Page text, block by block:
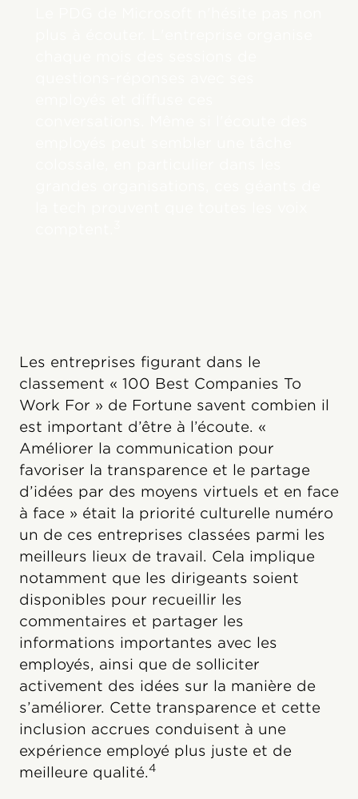
Les entreprises figurant dans le
classement « 100 Best Companies To
Work For » de Fortune savent combien il
est important d’être à l’écoute. «
Améliorer la communication pour
favoriser la transparence et le partage
d’idées par des moyens virtuels et en face
à face » était la priorité culturelle numéro
un de ces entreprises classées parmi les
meilleurs lieux de travail. Cela implique
notamment que les dirigeants soient
disponibles pour recueillir les
commentaires et partager les
informations importantes avec les
employés, ainsi que de solliciter
activement des idées sur la manière de
s’améliorer. Cette transparence et cette
inclusion accrues conduisent à une
expérience employé plus juste et de
meilleure qualité.4